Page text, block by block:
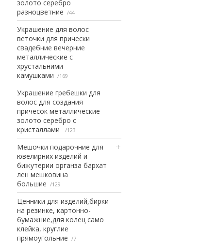
золото серебро
разноцветние
44
Украшение для волос
веточки для прически
свадебние вечерние
металлические с
хрустальними
камушками
169
Украшение гребешки для
волос для создания
причесок металлические
золото серебро с
кристаллами
123
Мешочки подарочние для
ювелирних изделий и
бижутерии органза бархат
лен мешковина
большие
129
Ценники для изделий,бирки
на резинке, картонно-
бумажние,для колец само
клейка, круглие
прямоугольние
7